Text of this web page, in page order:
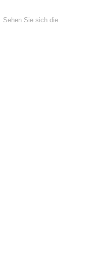
Sehen Sie sich die